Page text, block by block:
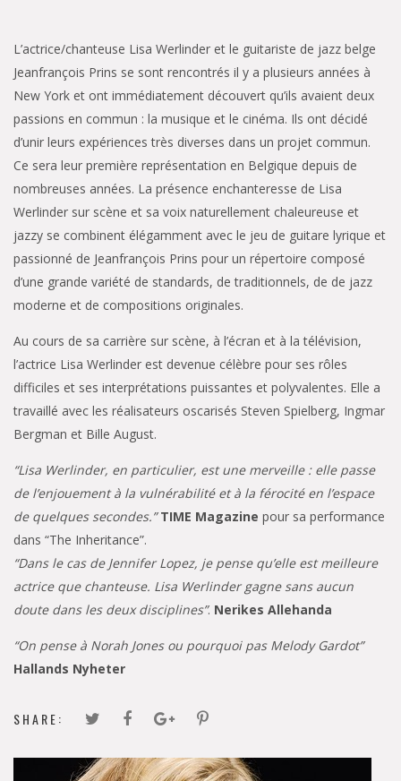
L’actrice/chanteuse Lisa Werlinder et le guitariste de jazz belge
Jeanfrançois Prins se sont rencontrés il y a plusieurs années à
New York et ont immédiatement découvert qu’ils avaient deux
passions en commun : la musique et le cinéma. Ils ont décidé
d’unir leurs expériences très diverses dans un projet commun.
Ce sera leur première représentation en Belgique depuis de
nombreuses années. La présence enchanteresse de Lisa
Werlinder sur scène et sa voix naturellement chaleureuse et
jazzy se combinent élégamment avec le jeu de guitare lyrique et
passionné de Jeanfrançois Prins pour un répertoire composé
d’une grande variété de standards, de traditionnels, de de jazz
moderne et de compositions originales.
Au cours de sa carrière sur scène, à l’écran et à la télévision,
l’actrice Lisa Werlinder est devenue célèbre pour ses rôles
difficiles et ses interprétations puissantes et polyvalentes. Elle a
travaillé avec les réalisateurs oscarisés Steven Spielberg, Ingmar
Bergman et Bille August.
“Lisa Werlinder, en particulier, est une merveille : elle passe
de l’enjouement à la vulnérabilité et à la férocité en l’espace
de quelques secondes.” TIME Magazine pour sa performance
dans “The Inheritance”.
“Dans le cas de Jennifer Lopez, je pense qu’elle est meilleure
actrice que chanteuse. Lisa Werlinder gagne sans aucun
doute dans les deux disciplines”. Nerikes Allehanda
“On pense à Norah Jones ou pourquoi pas Melody Gardot”
Hallands Nyheter
SHARE: